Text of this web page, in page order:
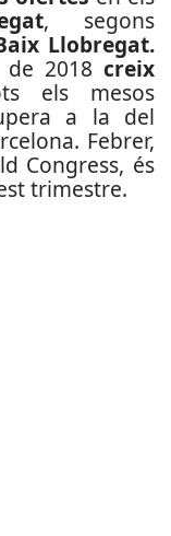
, segons
Llobregat.
2018 creix
els mesos
a la del
Febrer,
Congress, és
trimestre.